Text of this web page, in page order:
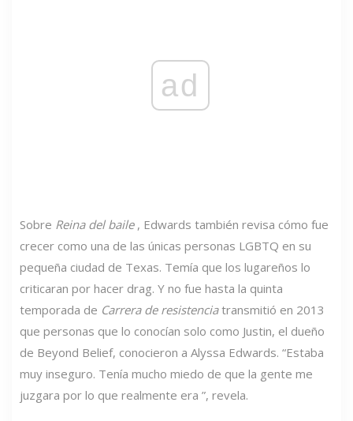
ad
Sobre Reina del baile, Edwards también revisa cómo fue
crecer como una de las únicas personas LGBTQ en su
pequeña ciudad de Texas. Temía que los lugareños lo
criticaran por hacer drag. Y no fue hasta la quinta
temporada de Carrera de resistenciatransmitió en 2013
que personas que lo conocían solo como Justin, el dueño
de Beyond Belief, conocieron a Alyssa Edwards. “Estaba
muy inseguro. Tenía mucho miedo de que la gente me
juzgara por lo que realmente era ”, revela.